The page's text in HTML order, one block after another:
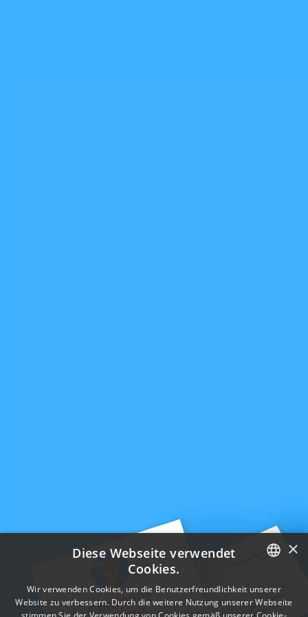
ENGLISH
FRENCH
×
Diese Webseite verwendet
Cookies.
Wir verwenden Cookies, um die Benutzerfreundlichkeit unserer
Website zu verbessern. Durch die weitere Nutzung unserer Webseite